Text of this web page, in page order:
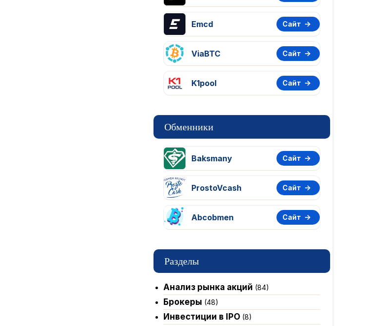
Emcd Сайт
ViaBTC Сайт
K1pool Сайт
Обменники
Baksmany Сайт
ProstoVcash Сайт
Abcobmen Сайт
Разделы
Анализ рынка акций (84)
Брокеры (48)
Инвестиции в IPO(8)